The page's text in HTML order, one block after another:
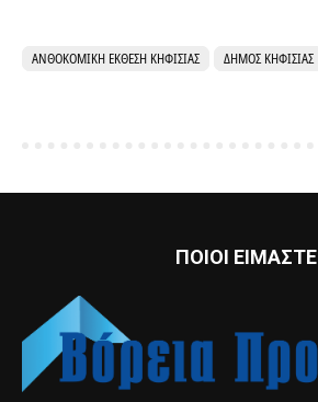
ΑΝΘΟΚΟΜΙΚΉ ΈΚΘΕΣΗ ΚΗΦΙΣΙΆΣ ΔΉΜΟΣ ΚΗΦΙΣΙΆΣ
ΠΟΙΟΙ ΕΙΜΑΣΤΕ